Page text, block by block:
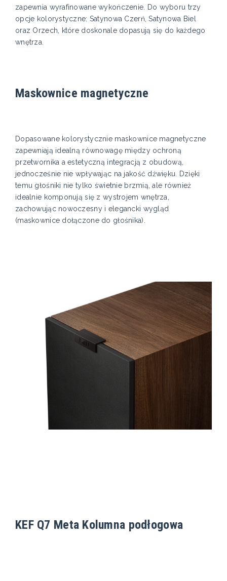
zapewnia wyrafinowane wykończenie. Do wyboru trzy
opcje kolorystyczne: Satynowa Czerń, Satynowa Biel
oraz Orzech, które doskonale dopasują się do każdego
wnętrza.
Maskownice magnetyczne
Dopasowane kolorystycznie maskownice magnetyczne
zapewniają idealną równowagę między ochroną
przetwornika a estetyczną integracją z obudową,
jednocześnie nie wpływając na jakość dźwięku. Dzięki
temu głośniki nie tylko świetnie brzmią, ale również
idealnie komponują się z wystrojem wnętrza,
zachowując nowoczesny i elegancki wygląd
(maskownice dołączone do głośnika).
KEF Q7 Meta Kolumna podłogowa